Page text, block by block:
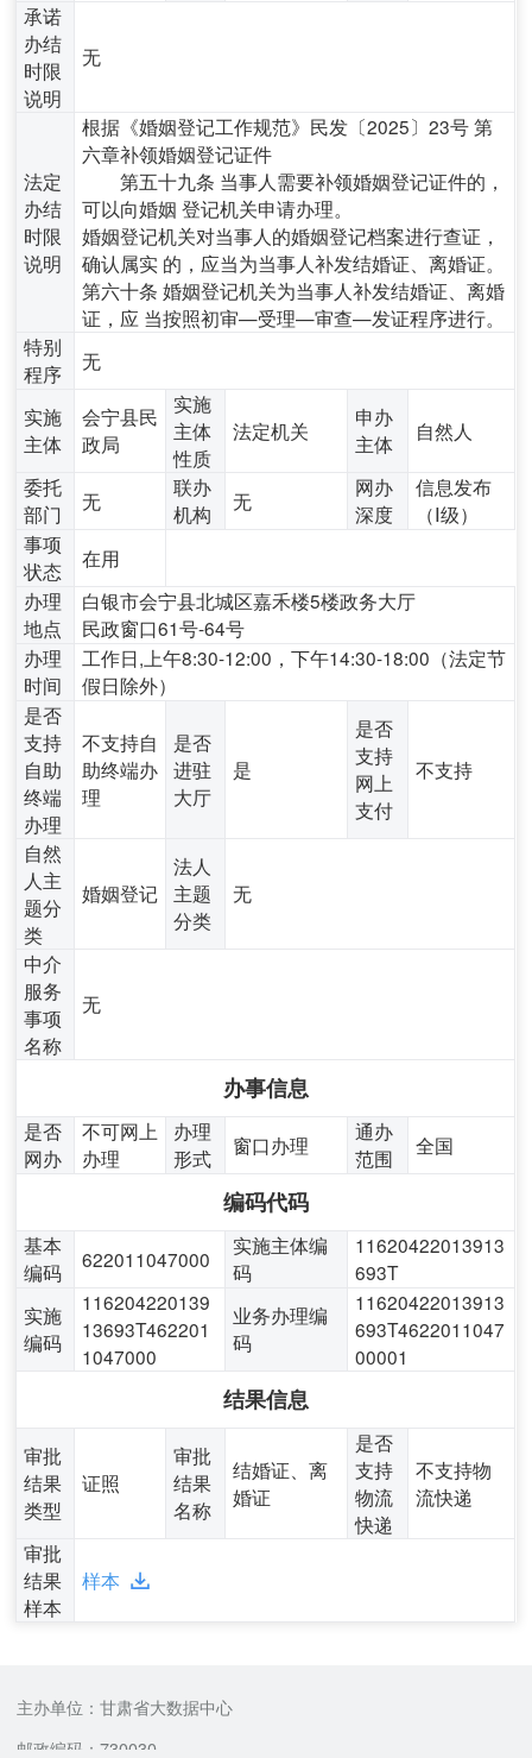
承诺
办结
时限
说明
无
法定
办结
时限
说明
根据《婚姻登记工作规范》民发〔2025〕23号 第
六章补领婚姻登记证件
第五十九条 当事人需要补领婚姻登记证件的，
可以向婚姻 登记机关申请办理。
婚姻登记机关对当事人的婚姻登记档案进行查证，
确认属实 的，应当为当事人补发结婚证、离婚证。
第六十条 婚姻登记机关为当事人补发结婚证、离婚
证，应 当按照初审—受理—审查—发证程序进行。
特别
程序
无
实施
主体
会宁县民
政局
实施
主体
性质
法定机关
申办
主体
自然人
委托
部门
无
联办
机构
无
网办
深度
信息发布
（Ⅰ级）
事项
状态
在用
办理
地点
白银市会宁县北城区嘉禾楼5楼政务大厅
民政窗口61号-64号
办理
时间
工作日,上午8:30-12:00，下午14:30-18:00（法定节
假日除外）
是否
支持
自助
终端
办理
不支持自
助终端办
理
是否
进驻
大厅
是
是否
支持
网上
支付
不支持
自然
人主
题分
类
婚姻登记
法人
主题
分类
无
中介
服务
事项
名称
无
办事信息
是否
网办
不可网上
办理
办理
形式
窗口办理
通办
范围
全国
编码代码
基本
编码
622011047000
实施主体编
码
11620422013913
693T
实施
编码
116204220139
13693T462201
1047000
业务办理编
码
11620422013913
693T4622011047
00001
结果信息
审批
结果
类型
证照
审批
结果
名称
结婚证、离
婚证
是否
支持
物流
快递
不支持物
流快递
审批
结果
样本
样本
主办单位：甘肃省大数据中心
邮政编码：730030